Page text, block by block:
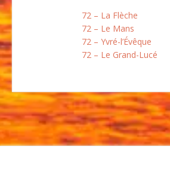
72 – La Flèche
72 – Le Mans
72 – Yvré-l’Évêque
72 – Le Grand-Lucé